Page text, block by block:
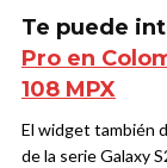
Te puede
Pro en
108 MPX
El widget también
de la serie Galaxy